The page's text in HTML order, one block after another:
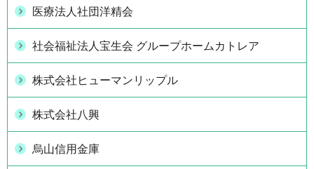
医療法人社団洋精会
社会福祉法人宝生会 グループホームカトレア
株式会社ヒューマンリップル
株式会社八興
烏山信用金庫